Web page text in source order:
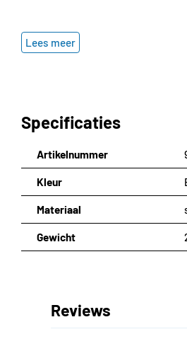
Kleur:zwart
Lees meer
Specificaties
Artikelnummer
Kleur
Materiaal
Gewicht
Reviews